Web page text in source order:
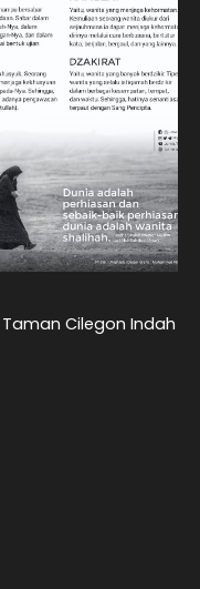
Taman Cilegon Indah